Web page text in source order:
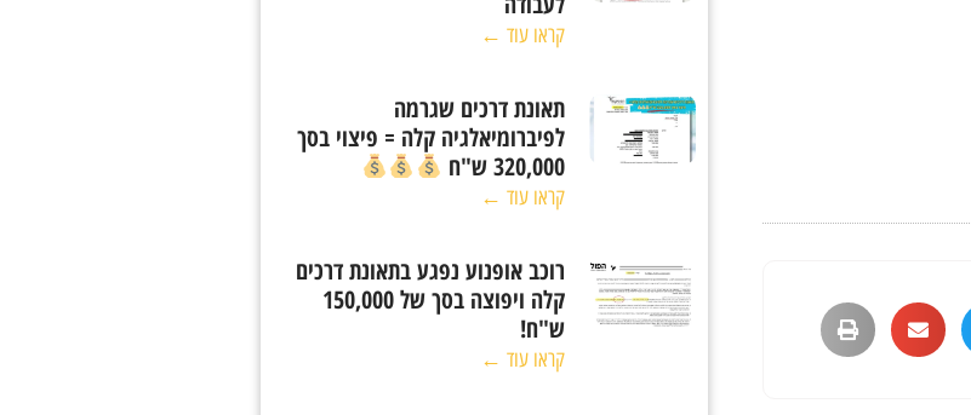
קראו עוד ←
תאונת דרכים שגרמה
לפיברומיאלגיה קלה = פיצוי בסך
320,000 ש"ח
קראו עוד ←
רוכב אופנוע נפגע בתאונת דרכים
קלה ויפוצה בסך של 150,000
ש"ח!
קראו עוד ←